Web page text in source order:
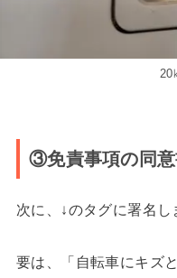
20
③免責事項の同意
次に、↓のタグに署名し
要は、「自転車にキズ